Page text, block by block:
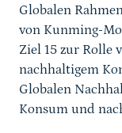
Globalen
von Kunming-
Ziel 15 zur Rolle
nachhaltigem
Globalen
Konsum und
Sprungmarke